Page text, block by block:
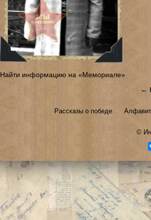
Найти информацию на «Мемориале»
←
Рассказы о победе
©